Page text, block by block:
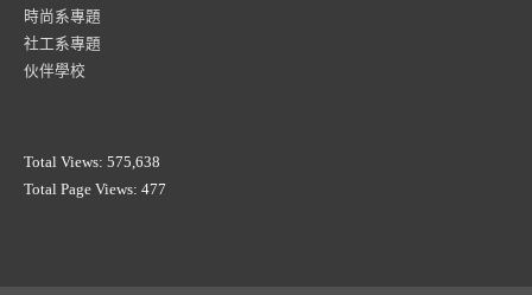
時尚系專題
社工系專題
伙伴學校
Total Views: 575,638
Total Page Views: 477